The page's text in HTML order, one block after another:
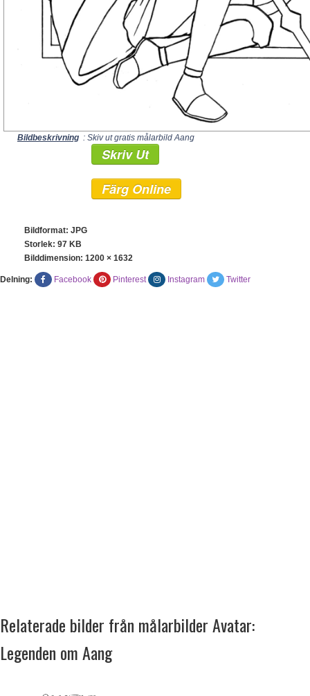
Bildbeskrivning : Skiv ut gratis målarbild Aang
Skriv Ut
Färg Online
Bildformat: JPG
Storlek: 97 KB
Bilddimension: 1200 × 1632
Delning: Facebook Pinterest Instagram Twitter
Relaterade bilder från målarbilder Avatar:
Legenden om Aang